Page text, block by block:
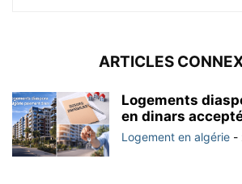
ARTICLES
Logements
en dinars
Logement en algérie -